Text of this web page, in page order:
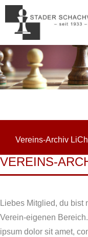
Vereins-Archiv
VEREINS-
Liebes Mitglied, du bist
Verein-eigenen
ipsum dolor sit amet,